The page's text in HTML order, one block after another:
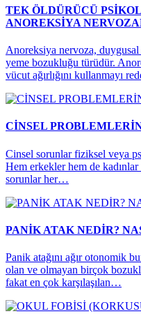
TEK ÖLDÜRÜCÜ
ANOREKSİYA
Anoreksiya nervoza,
yeme bozukluğu türüdür.
vücut ağırlığını kullanmayı
CİNSEL
Cinsel sorunlar fiziksel veya
Hem erkekler hem de
sorunlar her…
PANİK ATAK NEDİR?
Panik atağını ağır otonomik
olan ve olmayan birçok
fakat en çok karşılaşılan…